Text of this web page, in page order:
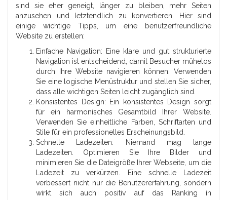
sind sie eher geneigt, länger zu bleiben, mehr Seiten
anzusehen und letztendlich zu konvertieren. Hier sind
einige wichtige Tipps, um eine benutzerfreundliche
Website zu erstellen:
Einfache Navigation: Eine klare und gut strukturierte
Navigation ist entscheidend, damit Besucher mühelos
durch Ihre Website navigieren können. Verwenden
Sie eine logische Menüstruktur und stellen Sie sicher,
dass alle wichtigen Seiten leicht zugänglich sind.
Konsistentes Design: Ein konsistentes Design sorgt
für ein harmonisches Gesamtbild Ihrer Website.
Verwenden Sie einheitliche Farben, Schriftarten und
Stile für ein professionelles Erscheinungsbild.
Schnelle Ladezeiten: Niemand mag lange
Ladezeiten. Optimieren Sie Ihre Bilder und
minimieren Sie die Dateigröße Ihrer Webseite, um die
Ladezeit zu verkürzen. Eine schnelle Ladezeit
verbessert nicht nur die Benutzererfahrung, sondern
wirkt sich auch positiv auf das Ranking in